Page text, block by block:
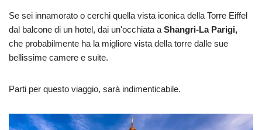
Se sei innamorato o cerchi quella vista iconica della Torre Eiffel
dal balcone di un hotel, dai un'occhiata a Shangri-La Parigi,
che probabilmente ha la migliore vista della torre dalle sue
bellissime camere e suite.
Parti per questo viaggio, sarà indimenticabile.